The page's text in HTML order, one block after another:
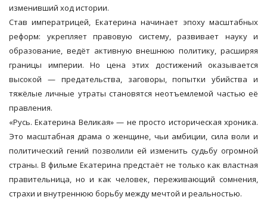
изменивший ход истории.
Став императрицей, Екатерина начинает эпоху масштабных
реформ: укрепляет правовую систему, развивает науку и
образование, ведёт активную внешнюю политику, расширяя
границы империи. Но цена этих достижений оказывается
высокой — предательства, заговоры, попытки убийства и
тяжёлые личные утраты становятся неотъемлемой частью её
правления.
«Русь. Екатерина Великая» — не просто историческая хроника.
Это масштабная драма о женщине, чьи амбиции, сила воли и
политический гений позволили ей изменить судьбу огромной
страны. В фильме Екатерина предстаёт не только как властная
правительница, но и как человек, переживающий сомнения,
страхи и внутреннюю борьбу между мечтой и реальностью.